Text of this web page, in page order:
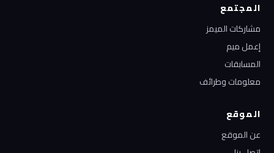
المجتمع
مشاركات الميمز
إعمل ميم
المسابقات
معلومات وطرائف
الموقع
عن الموقع